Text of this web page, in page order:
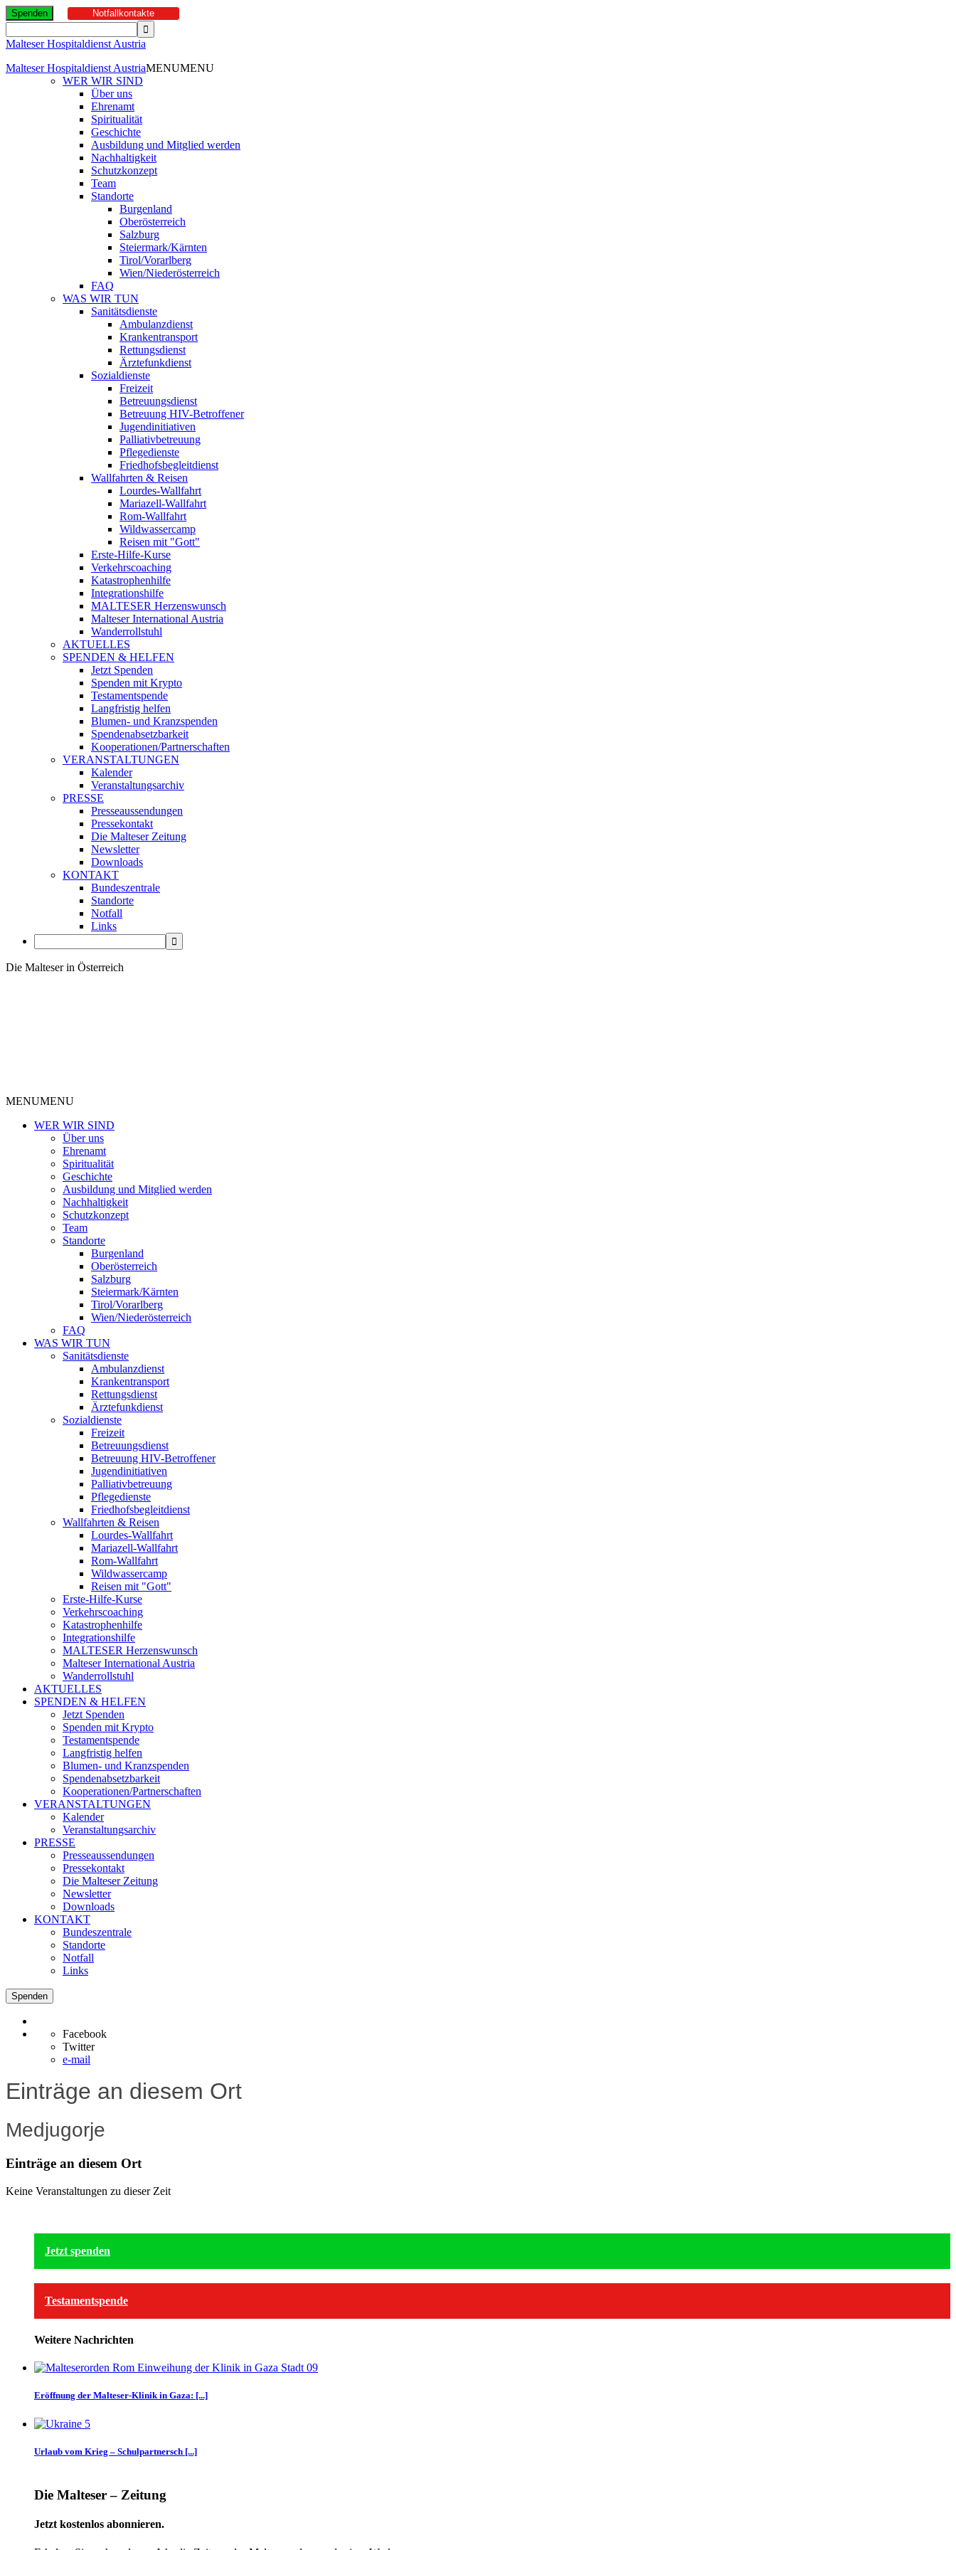
Spenden Notfallkontakte
Malteser Hospitaldienst Austria
Malteser Hospitaldienst AustriaMENUMENU
WER WIR SIND
Über uns
Ehrenamt
Spiritualität
Geschichte
Ausbildung und Mitglied werden
Nachhaltigkeit
Schutzkonzept
Team
Standorte
Burgenland
Oberösterreich
Salzburg
Steiermark/Kärnten
Tirol/Vorarlberg
Wien/Niederösterreich
FAQ
WAS WIR TUN
Sanitätsdienste
Ambulanzdienst
Krankentransport
Rettungsdienst
Ärztefunkdienst
Sozialdienste
Freizeit
Betreuungsdienst
Betreuung HIV-Betroffener
Jugendinitiativen
Palliativbetreuung
Pflegedienste
Friedhofsbegleitdienst
Wallfahrten & Reisen
Lourdes-Wallfahrt
Mariazell-Wallfahrt
Rom-Wallfahrt
Wildwassercamp
Reisen mit "Gott"
Erste-Hilfe-Kurse
Verkehrscoaching
Katastrophenhilfe
Integrationshilfe
MALTESER Herzenswunsch
Malteser International Austria
Wanderrollstuhl
AKTUELLES
SPENDEN & HELFEN
Jetzt Spenden
Spenden mit Krypto
Testamentspende
Langfristig helfen
Blumen- und Kranzspenden
Spendenabsetzbarkeit
Kooperationen/Partnerschaften
VERANSTALTUNGEN
Kalender
Veranstaltungsarchiv
PRESSE
Presseaussendungen
Pressekontakt
Die Malteser Zeitung
Newsletter
Downloads
KONTAKT
Bundeszentrale
Standorte
Notfall
Links
Die Malteser in Österreich
MENUMENU
WER WIR SIND
Über uns
Ehrenamt
Spiritualität
Geschichte
Ausbildung und Mitglied werden
Nachhaltigkeit
Schutzkonzept
Team
Standorte
Burgenland
Oberösterreich
Salzburg
Steiermark/Kärnten
Tirol/Vorarlberg
Wien/Niederösterreich
FAQ
WAS WIR TUN
Sanitätsdienste
Ambulanzdienst
Krankentransport
Rettungsdienst
Ärztefunkdienst
Sozialdienste
Freizeit
Betreuungsdienst
Betreuung HIV-Betroffener
Jugendinitiativen
Palliativbetreuung
Pflegedienste
Friedhofsbegleitdienst
Wallfahrten & Reisen
Lourdes-Wallfahrt
Mariazell-Wallfahrt
Rom-Wallfahrt
Wildwassercamp
Reisen mit "Gott"
Erste-Hilfe-Kurse
Verkehrscoaching
Katastrophenhilfe
Integrationshilfe
MALTESER Herzenswunsch
Malteser International Austria
Wanderrollstuhl
AKTUELLES
SPENDEN & HELFEN
Jetzt Spenden
Spenden mit Krypto
Testamentspende
Langfristig helfen
Blumen- und Kranzspenden
Spendenabsetzbarkeit
Kooperationen/Partnerschaften
VERANSTALTUNGEN
Kalender
Veranstaltungsarchiv
PRESSE
Presseaussendungen
Pressekontakt
Die Malteser Zeitung
Newsletter
Downloads
KONTAKT
Bundeszentrale
Standorte
Notfall
Links
Spenden
Facebook
Twitter
e-mail
Einträge an diesem Ort
Medjugorje
Einträge an diesem Ort
Keine Veranstaltungen zu dieser Zeit
Jetzt spenden
Testamentspende
Weitere Nachrichten
Eröffnung der Malteser-Klinik in Gaza: [...]
Urlaub vom Krieg – Schulpartnersch [...]
Die Malteser – Zeitung
Jetzt kostenlos abonnieren.